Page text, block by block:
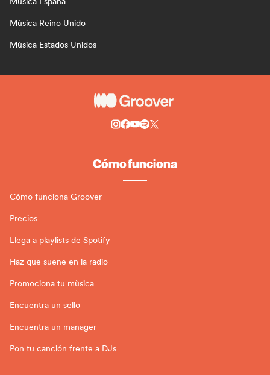
Música Reino Unido
Música Estados Unidos
Cómo funciona
Cómo funciona Groover
Precios
Llega a playlists de Spotify
Haz que suene en la radio
Promociona tu mùsica
Encuentra un sello
Encuentra un manager
Pon tu canción frente a DJs